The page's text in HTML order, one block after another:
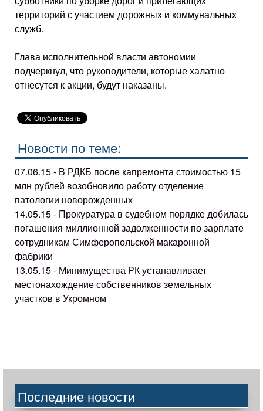
территорий с участием дорожных и коммунальных
служб.
Глава исполнительной власти автономии
подчеркнул, что руководители, которые халатно
отнесутся к акции, будут наказаны.
Новости по теме:
07.06.15 - В РДКБ после капремонта стоимостью 15
млн рублей возобновило работу отделение
патологии новорожденных
14.05.15 - Прокуратура в судебном порядке добилась
погашения миллионной задолженности по зарплате
сотрудникам Симферопольской макаронной
фабрики
13.05.15 - Минимущества РК устанавливает
местонахождение собственников земельных
участков в Укромном
Последние новости